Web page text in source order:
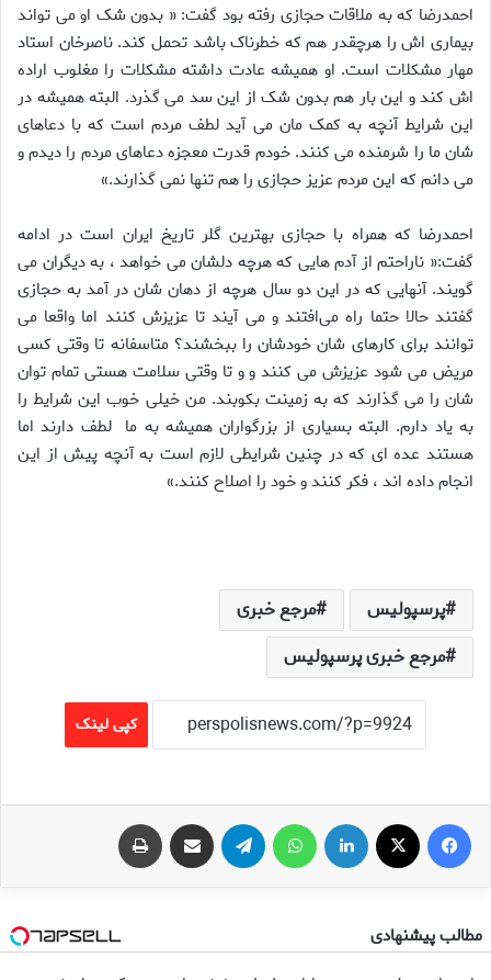
احمدرضا که به ملاقات حجازی رفته بود گفت: « بدون شک او می تواند
بیماری اش را هرچقدر هم که خطرناک باشد تحمل کند. ناصرخان استاد
مهار مشکلات است. او همیشه عادت داشته مشکلات را مغلوب اراده
اش کند و این بار هم بدون شک از این سد می گذرد. البته همیشه در
این شرایط آنچه به کمک مان می آید لطف مردم است که با دعاهای
شان ما را شرمنده می کنند. خودم قدرت معجزه دعاهای مردم را دیدم و
می دانم که این مردم عزیز حجازی را هم تنها نمی گذارند.»
احمدرضا که همراه با حجازی بهترین گلر تاریخ ایران است در ادامه
گفت:« ناراحتم از آدم هایی که هرچه دلشان می خواهد ، به دیگران می
گویند. آنهایی که در این دو سال هرچه از دهان شان در آمد به حجازی
گفتند حالا حتما راه می‌افتند و می آیند تا عزیزش کنند اما واقعا می
توانند برای کارهای شان خودشان را ببخشند؟ متاسفانه تا وقتی کسی
مریض می شود عزیزش می کنند و و تا وقتی سلامت هستی تمام توان
شان را می گذارند که به زمینت بکوبند. من خیلی خوب این شرایط را
به یاد دارم. البته بسیاری از بزرگواران همیشه به ما لطف دارند اما
هستند عده ای که در چنین شرایطی لازم است به آنچه پیش از این
انجام داده اند ، فکر کنند و خود را اصلاح کنند.»
پرسپولیس
مرجع خبری
مرجع خبری پرسپولیس
کپی لینک
فیس بوک لینکدین تلگرام اشتراک گذاری از طریق ایمیل
مطالب پیشنهادی